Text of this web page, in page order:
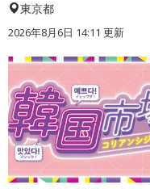
東京都
2026年8月6日 14:11 更新